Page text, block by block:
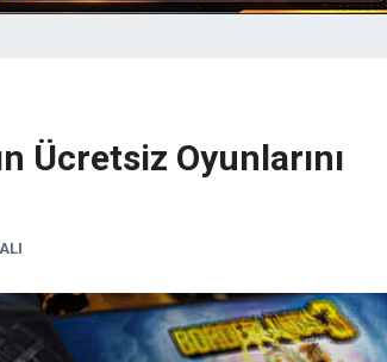
Ücretsiz Oyunlarını